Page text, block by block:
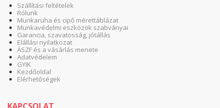
Szállítási feltételek
Rólunk
Munkaruha és cipő mérettáblázat
Munkavédelmi eszközök szabványai
Garancia, szavatosság, jótállás
Elállási nyilatkozat
ÁSZF és a vásárlás menete
Adatvédelem
GYIK
Kezdőoldal
Elérhetőségek
KAPCSOLAT